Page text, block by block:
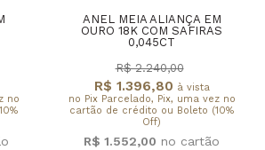
no
ANEL MEIA ALIANÇA EM
OURO 18K COM SAFIRAS
0,045CT
R$ 1.396,80 à vista
no Pix Parcelado, Pix, uma vez no
cartão de crédito ou Boleto (10%
Off)
R$ 2.240,00
R$ 1.552,00